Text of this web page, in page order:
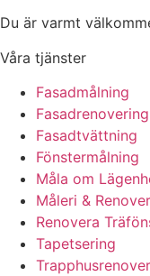
Du är varmt
Våra tjänster
Fasadmålning
Fasadtvättning
Fönstermålning
Måla om
Måleri &
Renovera
Tapetsering